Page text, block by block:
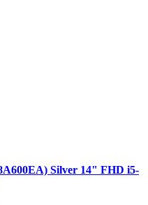
Silver 14" FHD i5-